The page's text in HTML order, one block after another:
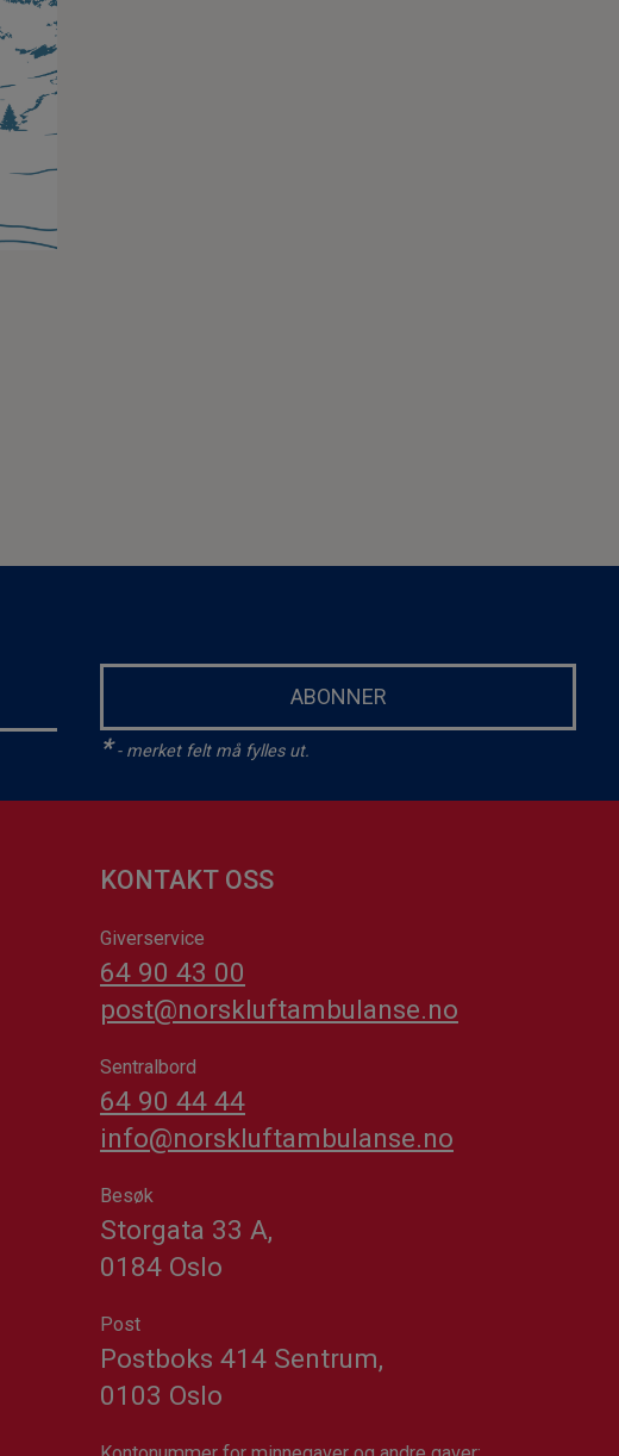
ABONNER
*- merket felt må fylles ut.
KONTAKT OSS
Giverservice
64 90 43 00
post@norskluftambulanse.no
Sentralbord
64 90 44 44
info@norskluftambulanse.no
Besøk
Storgata 33 A,
0184 Oslo
Post
Postboks 414 Sentrum,
0103 Oslo